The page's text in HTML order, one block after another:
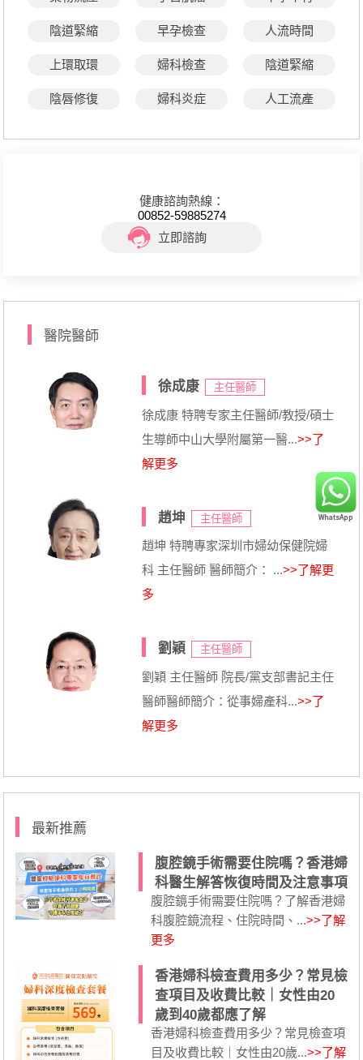
陰道緊縮 早孕檢查 人流時間
上環取環 婦科檢查 陰道緊縮
陰唇修復 婦科炎症 人工流產
健康諮詢熱線：
00852-59885274
立即諮詢
醫院醫師
徐成康 主任醫師
徐成康 特聘专家主任醫師/教授/碩士
生導師中山大學附屬第一醫...>>了
解更多
趙坤 主任醫師
趙坤 特聘專家深圳市婦幼保健院婦
科 主任醫師 醫師簡介： ...>>了解更
多
劉穎 主任醫師
劉穎 主任醫師 院長/黨支部書記主任
醫師醫師簡介：從事婦產科...>>了
解更多
最新推薦
腹腔鏡手術需要住院嗎？香港婦
科醫生解答恢復時間及注意事項
腹腔鏡手術需要住院嗎？了解香港婦
科腹腔鏡流程、住院時間、...>>了解
更多
香港婦科檢查費用多少？常見檢
查項目及收費比較｜女性由20
歲到40歲都應了解
香港婦科檢查費用多少？常見檢查項
目及收費比較｜女性由20歲...>>了解